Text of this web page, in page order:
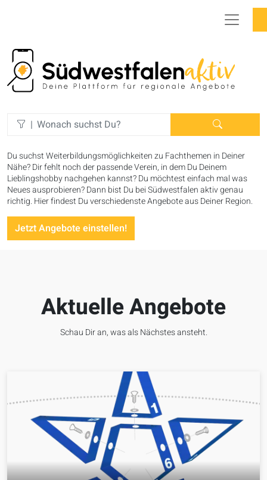
|
Du suchst Weiterbildungsmöglichkeiten zu Fachthemen in Deiner
Nähe? Dir fehlt noch der passende Verein, in dem Du Deinem
Lieblingshobby nachgehen kannst? Du möchtest einfach mal was
Neues ausprobieren? Dann bist Du bei Südwestfalen aktiv genau
richtig. Hier findest Du verschiedenste Angebote aus Deiner Region.
Jetzt Angebote einstellen!
Aktuelle Angebote
Schau Dir an, was als Nächstes ansteht.